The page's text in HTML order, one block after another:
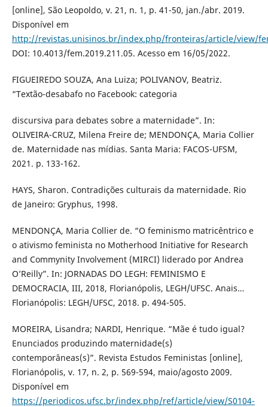
[online], São Leopoldo, v. 21, n. 1, p. 41-50, jan./abr. 2019.
Disponível em
http://revistas.unisinos.br/index.php/fronteiras/article/view/
DOI: 10.4013/fem.2019.211.05. Acesso em 16/05/2022.
FIGUEIREDO SOUZA, Ana Luiza; POLIVANOV, Beatriz.
“Textão-desabafo no Facebook: categoria
discursiva para debates sobre a maternidade”. In:
OLIVEIRA-CRUZ, Milena Freire de; MENDONÇA, Maria Collier
de. Maternidade nas mídias. Santa Maria: FACOS-UFSM,
2021. p. 133-162.
HAYS, Sharon. Contradições culturais da maternidade. Rio
de Janeiro: Gryphus, 1998.
MENDONÇA, Maria Collier de. “O feminismo matricêntrico e
o ativismo feminista no Motherhood Initiative for Research
and Commynity Involvement (MIRCI) liderado por Andrea
O’Reilly”. In: JORNADAS DO LEGH: FEMINISMO E
DEMOCRACIA, III, 2018, Florianópolis, LEGH/UFSC. Anais…
Florianópolis: LEGH/UFSC, 2018. p. 494-505.
MOREIRA, Lisandra; NARDI, Henrique. “Mãe é tudo igual?
Enunciados produzindo maternidade(s)
contemporâneas(s)”. Revista Estudos Feministas [online],
Florianópolis, v. 17, n. 2, p. 569-594, maio/agosto 2009.
Disponível em
https://periodicos.ufsc.br/index.php/ref/article/view/S0104-